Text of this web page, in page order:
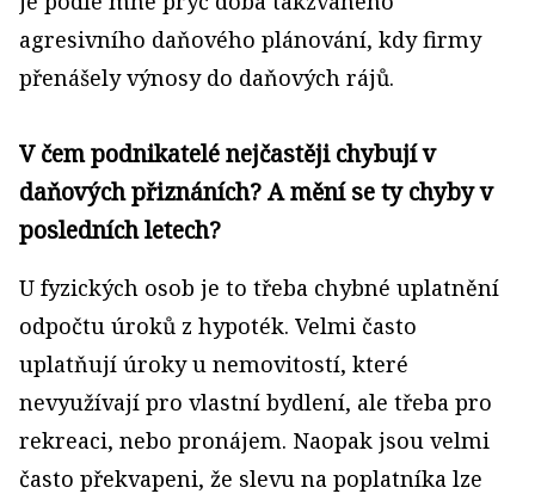
agresivního daňového plánování, kdy firmy
přenášely výnosy do daňových rájů.
V čem podnikatelé nejčastěji chybují v
daňových přiznáních? A mění se ty chyby v
posledních letech?
U fyzických osob je to třeba chybné uplatnění
odpočtu úroků z hypoték. Velmi často
uplatňují úroky u nemovitostí, které
nevyužívají pro vlastní bydlení, ale třeba pro
rekreaci, nebo pronájem. Naopak jsou velmi
často překvapeni, že slevu na poplatníka lze